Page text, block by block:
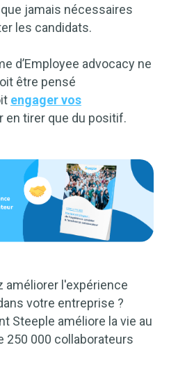
jamais nécessaires
les candidats.
d’Employee advocacy ne
être pensé
engager vos
en tirer que du positif.
améliorer l'expérience
votre entreprise ?
Steeple améliore la vie au
250 000 collaborateurs